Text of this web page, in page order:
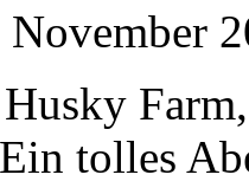
Husky
tolles